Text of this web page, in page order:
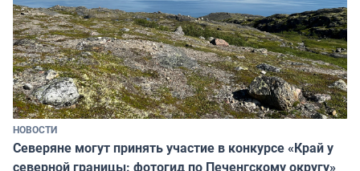
НОВОСТИ
Северяне могут принять участие в конкурсе «Край у
северной границы: фотогид по Печенгскому округу»